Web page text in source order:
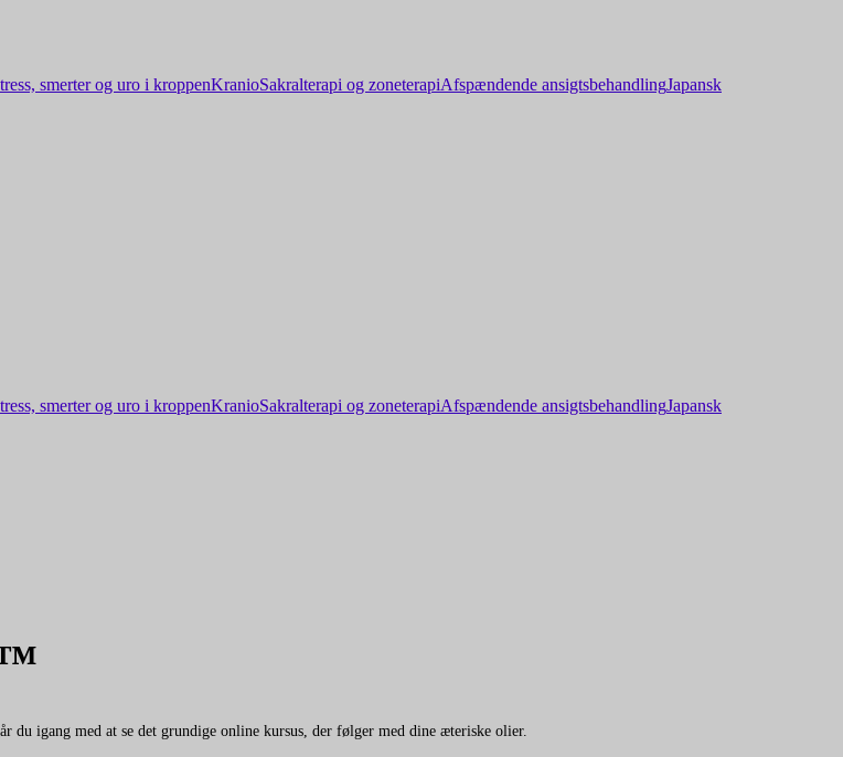
smerter og uro i kroppenKranioSakralterapi og zoneterapiAfspændende ansigtsbehandlingJapansk
smerter og uro i kroppenKranioSakralterapi og zoneterapiAfspændende ansigtsbehandlingJapansk
igang med at se det grundige online kursus, der følger med dine æteriske olier.